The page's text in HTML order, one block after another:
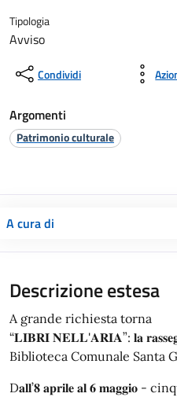
Tipologia
Avviso
Condividi
Argomenti
Patrimonio culturale
A cura di
Descrizione estesa
A grande richiesta torna
“𝐋𝐈𝐁𝐑𝐈 𝐍𝐄𝐋𝐋'𝐀𝐑𝐈𝐀”: 𝐥𝐚
Biblioteca Comunale Santa
D𝐚𝐥𝐥’𝟖 𝐚𝐩𝐫𝐢𝐥𝐞 𝐚𝐥 𝟔 𝐦𝐚𝐠𝐠𝐢𝐨 -